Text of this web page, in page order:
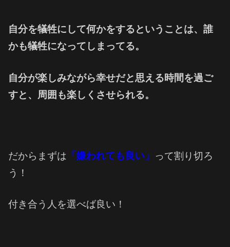
自分を犠牲にして何かをするということは、 誰
かも犠牲になってしまってる。
自分が楽しみながら幸せだと思える時間を過ご
すと、 周囲も楽しくさせられる。
だからまずは 「嫌われても良い」
って割り切ろ
う！
付き合う人を選べば良い！